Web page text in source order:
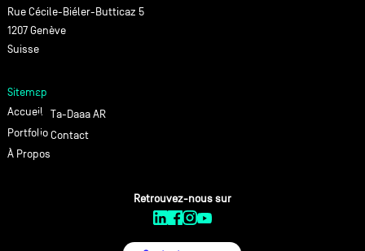
Rue Cécile-Biéler-Butticaz 5
1207 Genève
Suisse
Sitemap
Accueil
Portfolio
À Propos
Ta-Daaa AR
Contact
Retrouvez-nous sur